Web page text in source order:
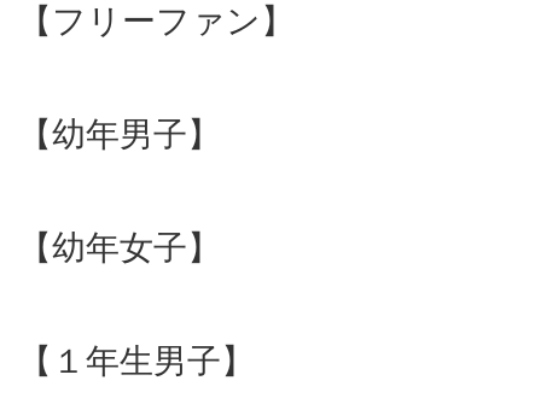
【フリーファン】
【幼年男子】
【幼年女子】
【１年生男子】